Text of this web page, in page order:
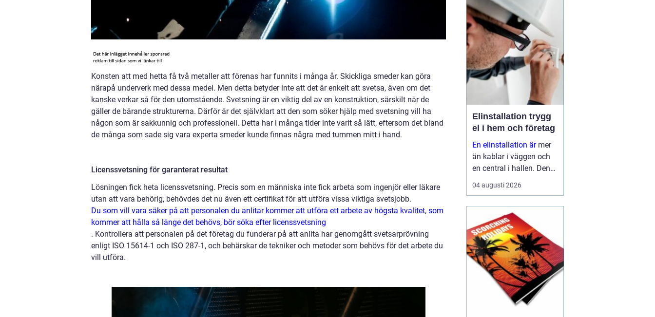
Konsten att med hetta få två metaller att förenas har funnits i många år. Skickliga smeder kan göra
närapå underverk med dessa medel. Men detta betyder inte att det är enkelt att svetsa, även om det
kanske verkar så för den utomstående. Svetsning är en viktig del av en konstruktion, särskilt när de
gäller de bärande strukturerna. Därför är det självklart att den som söker hjälp med svetsning vill ha
någon som är sakkunnig och professionell. Detta har i många tider inte varit så lätt, eftersom det bland
de många som sade sig vara experta smeder kunde finnas några med tummen mitt i hand.
Licenssvetsning för garanterat resultat
Lösningen fick heta licenssvetsning. Precis som en människa inte fick arbeta som ingenjör eller läkare
utan att vara behörig, behövdes det nu även ett certifikat för att utföra vissa viktiga svetsjobb.
Du som vill vara säker på att personalen du anlitar kommer att utföra ett arbete av högsta kvalitet, som
kommer att hålla så länge det behövs, bör söka efter licenssvetsning
. Kontrollera att personalen på det företag du funderar på att anlita har genomgått svetsarprövning
enligt ISO 15614-1 och ISO 287-1, och behärskar de tekniker och metoder som behövs för det arbete du
vill utföra.
säkert? Ger det bara
resultat f&oum...
Elinstallation trygg
el i hem och företag
En elinstallation ärmer
än kablar i väggen och
en central i hallen. Den
påverkar säkerhet,
komfort, energikostnader
att bygga ut med till
exempel solceller eller
elbilsladdn...
04 augusti 2026